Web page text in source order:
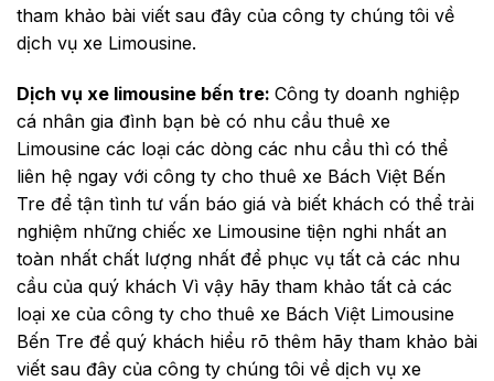
tham khảo bài viết sau đây của công ty chúng tôi về
dịch vụ xe Limousine.
Dịch vụ xe limousine bến tre: Công ty doanh nghiệp
cá nhân gia đình bạn bè có nhu cầu thuê xe
Limousine các loại các dòng các nhu cầu thì có thể
liên hệ ngay với công ty cho thuê xe Bách Việt Bến
Tre để tận tình tư vấn báo giá và biết khách có thể trải
nghiệm những chiếc xe Limousine tiện nghi nhất an
toàn nhất chất lượng nhất để phục vụ tất cả các nhu
cầu của quý khách Vì vậy hãy tham khảo tất cả các
loại xe của công ty cho thuê xe Bách Việt Limousine
Bến Tre để quý khách hiểu rõ thêm hãy tham khảo bài
viết sau đây của công ty chúng tôi về dịch vụ xe